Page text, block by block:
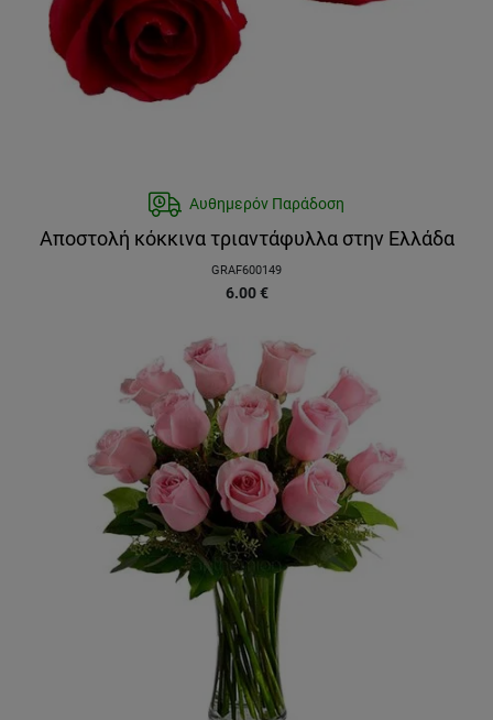
Αυθημερόν Παράδοση
Αποστολή κόκκινα τριαντάφυλλα στην Ελλάδα
GRAF600149
6.00 €